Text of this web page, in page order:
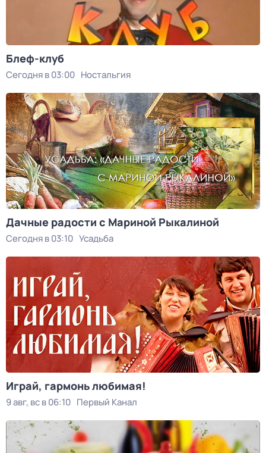
Блеф-клуб
Сегодня в 03:00 Ностальгия
Дачные радости с Мариной Рыкалиной
Сегодня в 03:10 Усадьба
Играй, гармонь любимая!
9 авг, вс в 06:10 Первый Канал